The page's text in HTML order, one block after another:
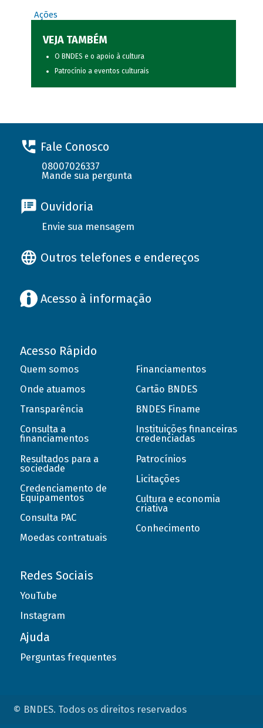
Ações
VEJA TAMBÉM
O BNDES e o apoio à cultura
Patrocínio a eventos culturais
Fale Conosco
08007026337
Mande sua pergunta
Ouvidoria
Envie sua mensagem
Outros telefones e endereços
Acesso à informação
Acesso Rápido
Quem somos
Onde atuamos
Transparência
Consulta a
financiamentos
Resultados para a
sociedade
Credenciamento de
Equipamentos
Consulta PAC
Moedas contratuais
Financiamentos
Cartão BNDES
BNDES Finame
Instituições financeiras
credenciadas
Patrocínios
Licitações
Cultura e economia
criativa
Conhecimento
Redes Sociais
YouTube
Instagram
Ajuda
Perguntas frequentes
© BNDES. Todos os direitos reservados